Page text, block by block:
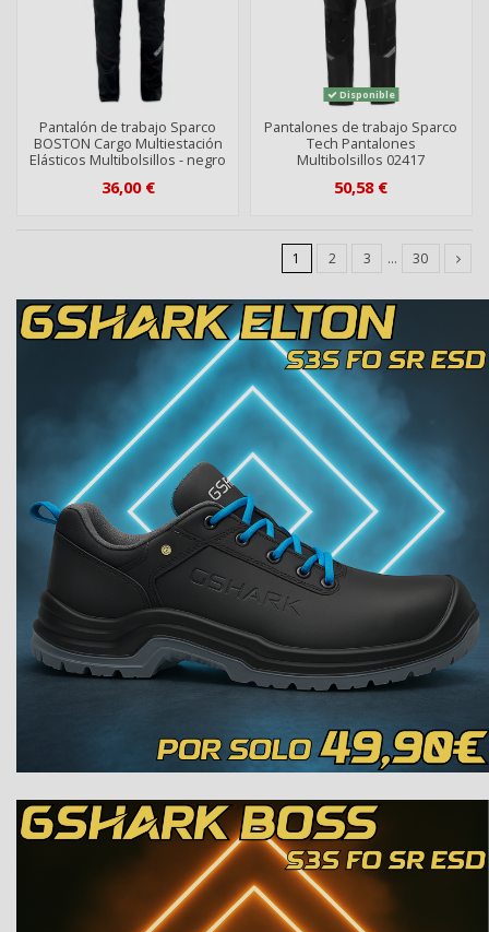
Pantalón de trabajo Sparco
BOSTON Cargo Multiestación
Elásticos Multibolsillos - negro
36,00 €
Disponible
Pantalones de trabajo Sparco
Tech Pantalones
Multibolsillos 02417
50,58 €
1 2 3 … 30